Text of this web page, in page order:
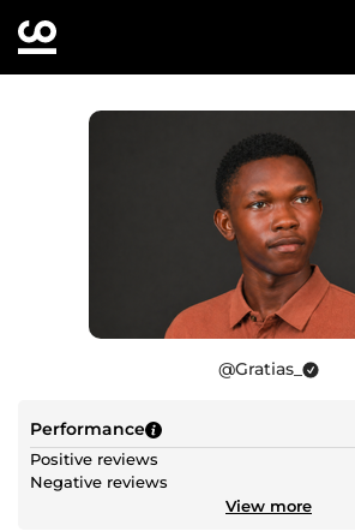
@Gratias_
Performance
Positive reviews
Negative reviews
View more